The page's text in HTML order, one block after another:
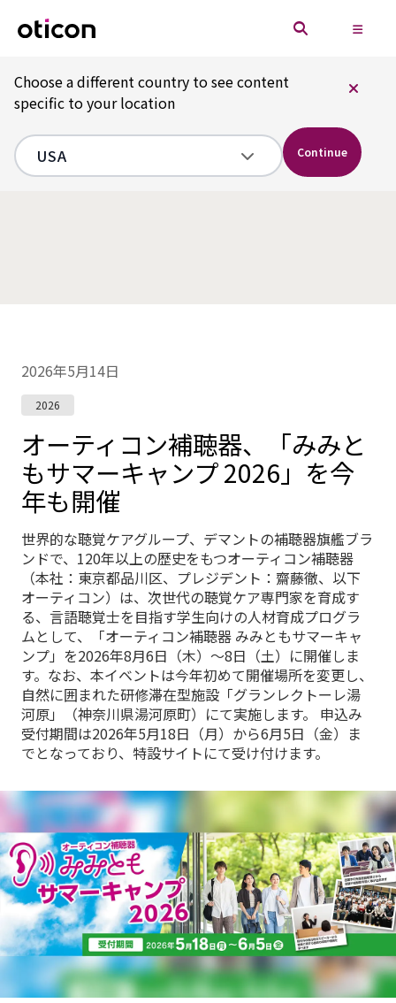
Choose a different country to see content
specific to your location
Continue
2026年5月14日
2026
オーティコン補聴器、「みみと
もサマーキャンプ 2026」を今
年も開催
世界的な聴覚ケアグループ、デマントの補聴器旗艦ブラ
ンドで、120年以上の歴史をもつオーティコン補聴器
（本社：東京都品川区、プレジデント：齋藤徹、以下
オーティコン）は、次世代の聴覚ケア専門家を育成す
る、言語聴覚士を目指す学生向けの人材育成プログラ
ムとして、「オーティコン補聴器 みみともサマーキャ
ンプ」を2026年8月6日（木）～8日（土）に開催しま
す。なお、本イベントは今年初めて開催場所を変更し、
自然に囲まれた研修滞在型施設「グランレクトーレ湯
河原」（神奈川県湯河原町）にて実施します。 申込み
受付期間は2026年5月18日（月）から6月5日（金）ま
でとなっており、特設サイトにて受け付けます。